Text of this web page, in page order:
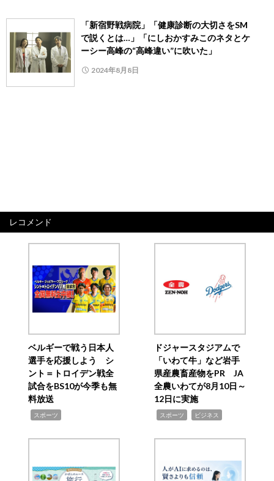
「新宿野戦病院」「健康診断の大切さをSM
で説くとは…」「にしおかすみこのネタとケ
ーシー高峰の“高峰違い”に吹いた」
2024年8月8日
レコメンド
ベルギーで戦う日本人
選手を応援しよう シ
ント＝トロイデン戦全
試合をBS10が今季も無
料放送
スポーツ
ドジャースタジアムで
「いわて牛」など岩手
県産農畜産物をPR JA
全農いわてが8月10日～
12日に実施
スポーツ ビジネス